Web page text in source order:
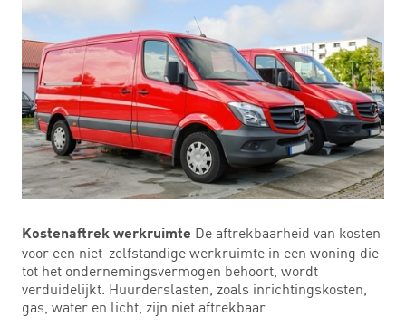
Kostenaftrek werkruimte De aftrekbaarheid van kosten
voor een niet-zelfstandige werkruimte in een woning die
tot het ondernemingsvermogen behoort, wordt
verduidelijkt. Huurderslasten, zoals inrichtingskosten,
gas, water en licht, zijn niet aftrekbaar.